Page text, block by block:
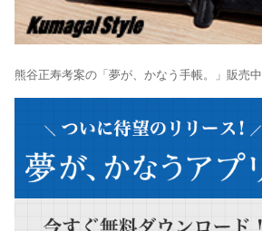
熊谷正寿考案の「夢が、かなう手帳。」販売中